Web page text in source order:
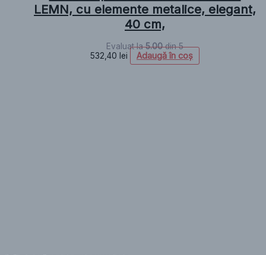
LEMN, cu elemente metalice, elegant,
40 cm,
Evaluat la5.00din 5
532,40 lei Adaugă în coș